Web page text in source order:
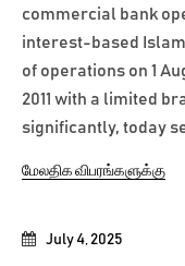
July 4, 2025
commercial bank
interest-based
of operations on 1
2011 with a limited
significantly, today
மேலதிக விபரங்களுக்கு